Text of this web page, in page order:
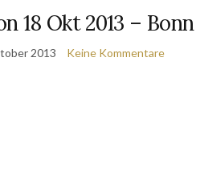
18 Okt 2013 – Bonn
2013 Keine Kommentare